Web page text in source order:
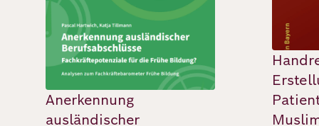
Anerkennung
ausländischer